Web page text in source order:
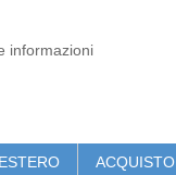
informazioni
ESTERO ACQUISTO